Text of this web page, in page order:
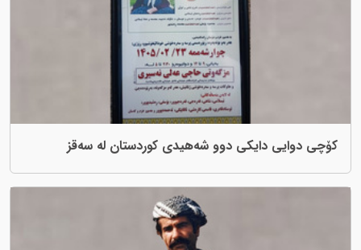
کۆچی دوایی دایکی دوو شەهیدی کوردستان لە سەقز